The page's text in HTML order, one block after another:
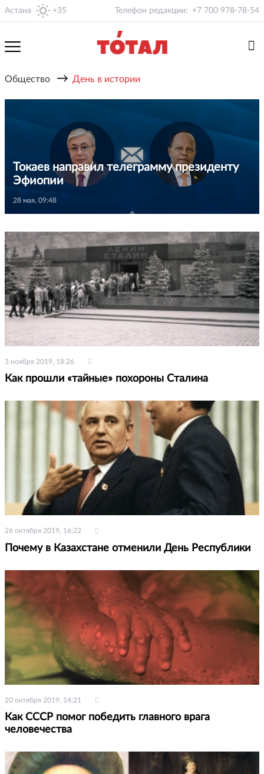
Астана +35 Телефон редакции: +7 700 978-78-54
Общество → День в истории
Токаев направил телеграмму президенту
Эфиопии
28 мая, 09:48
3 ноября 2019, 18:26
Как прошли «тайные» похороны Сталина
26 октября 2019, 16:22
Почему в Казахстане отменили День Республики
20 октября 2019, 14:21
Как СССР помог победить главного врага
человечества